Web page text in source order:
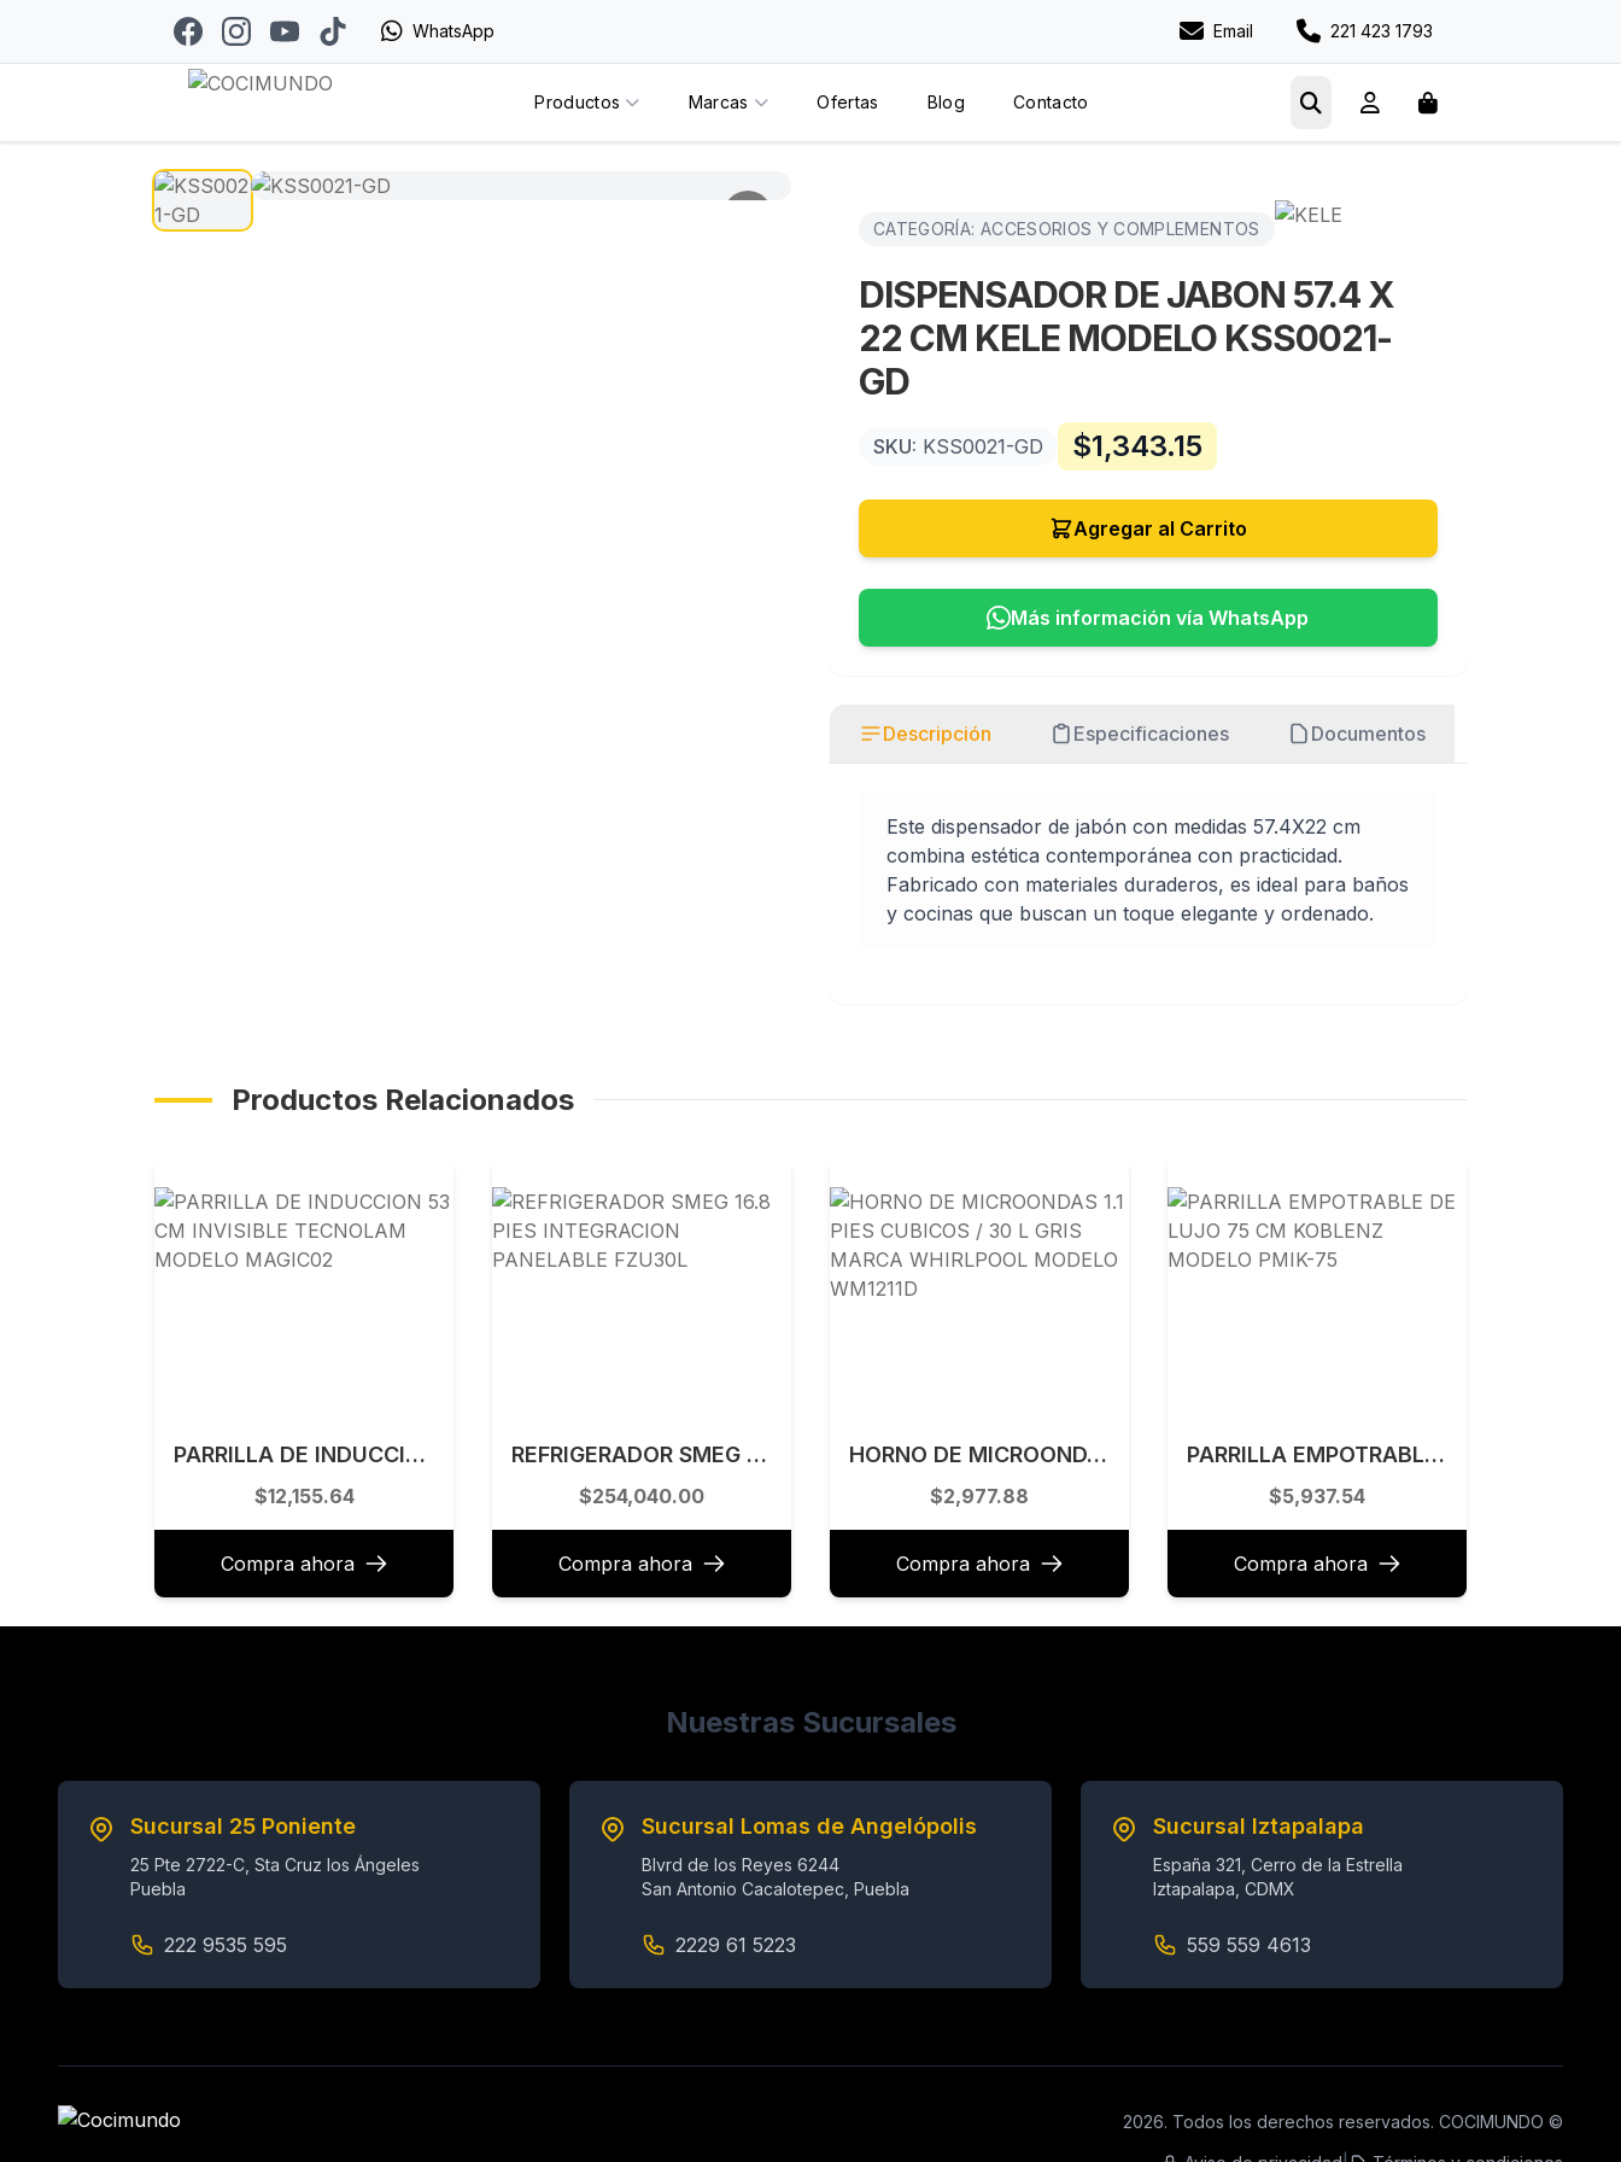
Email 221 423 1793
WhatsApp
Productos Marcas Ofertas Blog Contacto
CATEGORÍA: ACCESORIOS Y COMPLEMENTOS
DISPENSADOR DE JABON 57.4 X
22 CM KELE MODELO KSS0021-
GD
SKU: KSS0021-GD $1,343.15
Agregar al Carrito
Más información vía WhatsApp
Descripción Especificaciones Documentos
Este dispensador de jabón con medidas 57.4X22 cm
combina estética contemporánea con practicidad.
Fabricado con materiales duraderos, es ideal para baños
y cocinas que buscan un toque elegante y ordenado.
Productos Relacionados
PARRILLA DE INDUCCION 53 CM INVISIBLE TECNOLAM MODELO MAGIC02
$12,155.64
Compra ahora
REFRIGERADOR SMEG 16.8 PIES INTEGRACION PANELABLE FZU30L
$254,040.00
Compra ahora
HORNO DE MICROONDAS 1.1 PIES CUBICOS / 30 L GRIS MARCA WHIRLPOOL MODELO WM1211D
$2,977.88
Compra ahora
PARRILLA EMPOTRABLE DE LUJO 75 CM KOBLENZ MODELO PMIK-75
$5,937.54
Compra ahora
Nuestras Sucursales
Sucursal 25 Poniente
25 Pte 2722-C, Sta Cruz los Ángeles
Puebla
222 9535 595
Sucursal Lomas de Angelópolis
Blvrd de los Reyes 6244
San Antonio Cacalotepec, Puebla
2229 61 5223
Sucursal Iztapalapa
España 321, Cerro de la Estrella
Iztapalapa, CDMX
559 559 4613
2026. Todos los derechos reservados. COCIMUNDO ©